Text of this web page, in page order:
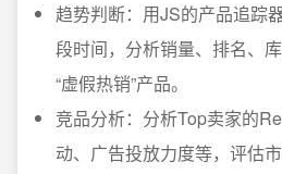
趋势判断：用JS的产品追踪
段时间，分析销量、排名、
“虚假热销”产品。
竞品分析：分析Top卖家的
动、广告投放力度等，评估